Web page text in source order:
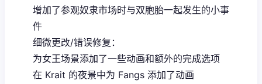
增加了参观奴隶市场时与双胞胎一起发生的小事
件
细微更改/错误修复：
为女王场景添加了一些动画和额外的完成选项
在 Krait 的夜景中为 Fangs 添加了动画